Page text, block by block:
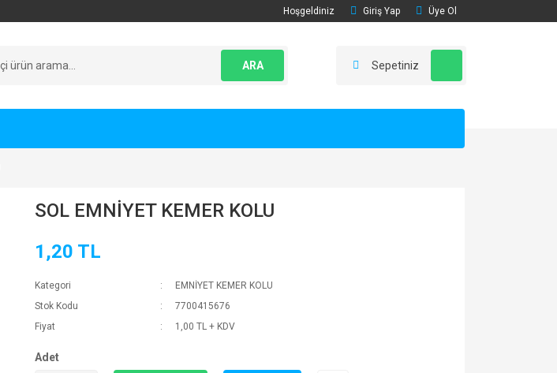
Hoşgeldiniz Giriş Yap Üye Ol
ARA Sepetiniz
SOL EMNİYET KEMER KOLU
1,20 TL
Kategori
EMNİYET KEMER KOLU
Stok Kodu
7700415676
Fiyat
1,00 TL + KDV
Adet